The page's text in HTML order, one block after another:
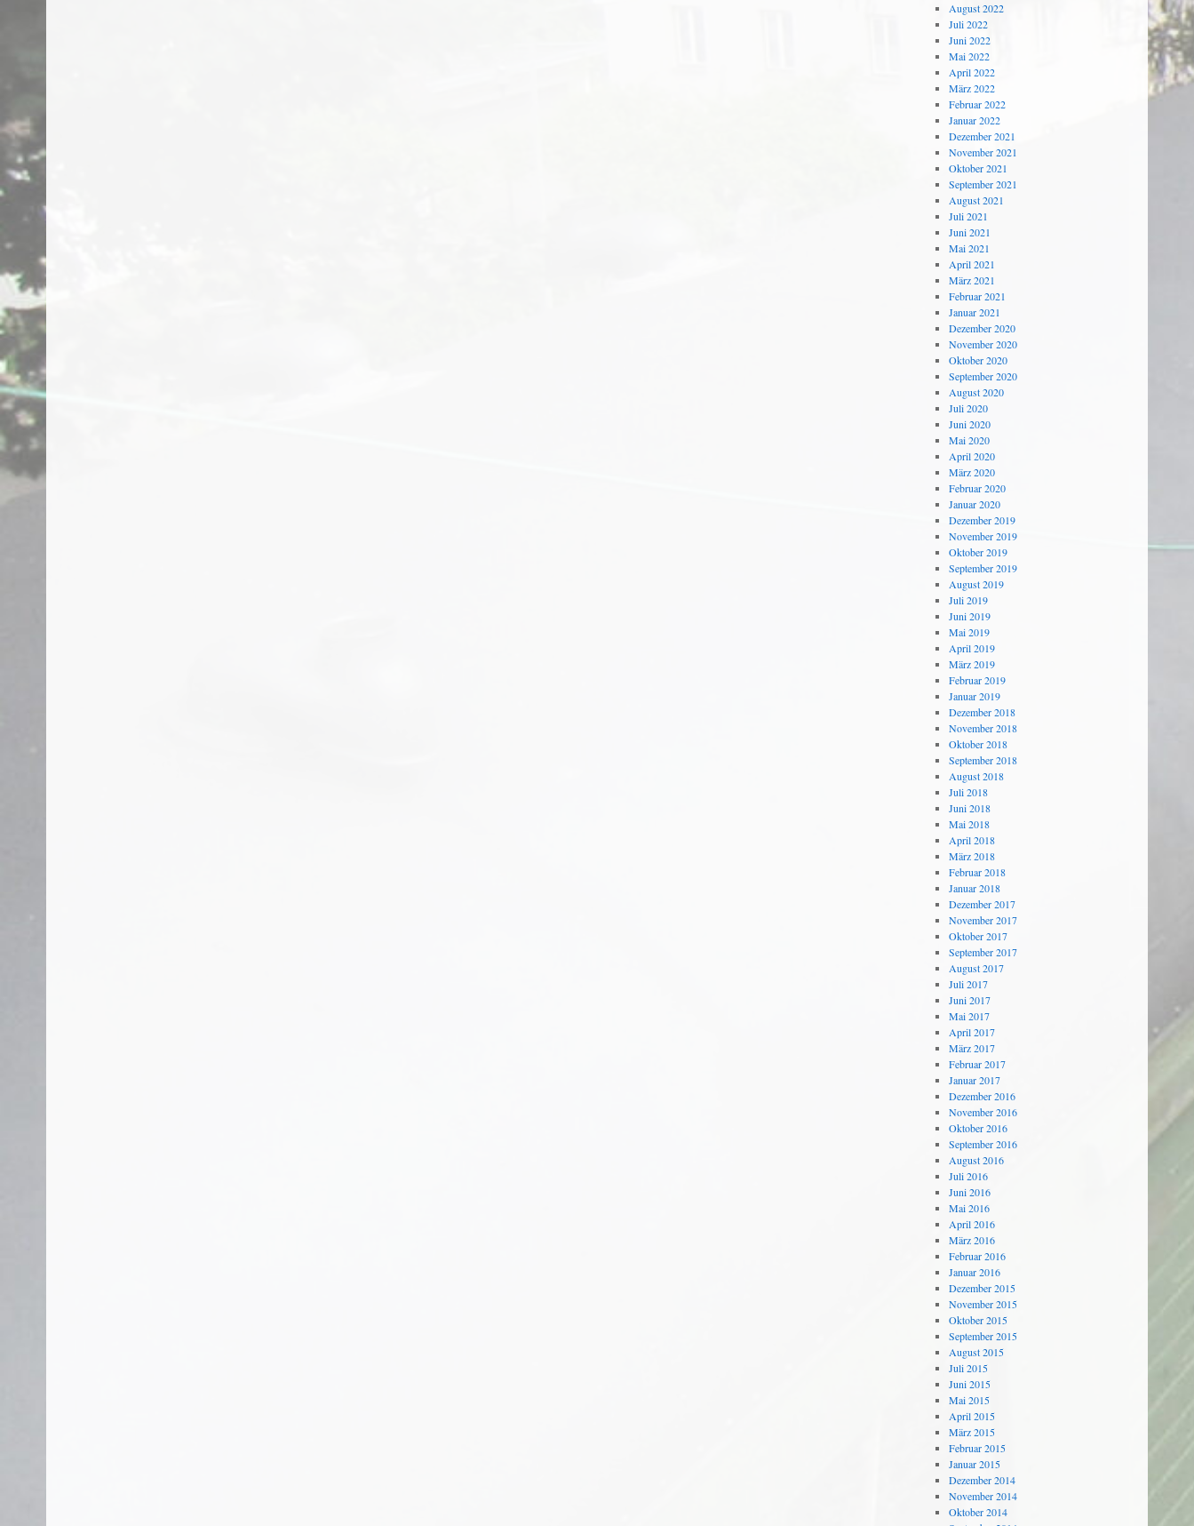
August 2022
Juli 2022
Juni 2022
Mai 2022
April 2022
März 2022
Februar 2022
Januar 2022
Dezember 2021
November 2021
Oktober 2021
September 2021
August 2021
Juli 2021
Juni 2021
Mai 2021
April 2021
März 2021
Februar 2021
Januar 2021
Dezember 2020
November 2020
Oktober 2020
September 2020
August 2020
Juli 2020
Juni 2020
Mai 2020
April 2020
März 2020
Februar 2020
Januar 2020
Dezember 2019
November 2019
Oktober 2019
September 2019
August 2019
Juli 2019
Juni 2019
Mai 2019
April 2019
März 2019
Februar 2019
Januar 2019
Dezember 2018
November 2018
Oktober 2018
September 2018
August 2018
Juli 2018
Juni 2018
Mai 2018
April 2018
März 2018
Februar 2018
Januar 2018
Dezember 2017
November 2017
Oktober 2017
September 2017
August 2017
Juli 2017
Juni 2017
Mai 2017
April 2017
März 2017
Februar 2017
Januar 2017
Dezember 2016
November 2016
Oktober 2016
September 2016
August 2016
Juli 2016
Juni 2016
Mai 2016
April 2016
März 2016
Februar 2016
Januar 2016
Dezember 2015
November 2015
Oktober 2015
September 2015
August 2015
Juli 2015
Juni 2015
Mai 2015
April 2015
März 2015
Februar 2015
Januar 2015
Dezember 2014
November 2014
Oktober 2014